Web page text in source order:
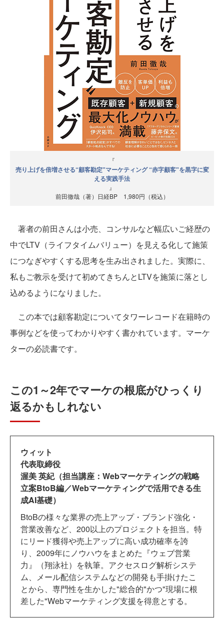
『
売り上げを倍増させる“顧客勘定"マーケティング “赤字顧客"を黒字に変
える実践手法
』
前田徹哉（著）日経BP 1,980円（税込）
著者の前田さんは小売、コンサルなど幅広いご経歴の
中でLTV（ライフタイムバリュー）を見える化して施策
につなぎやすくする思考を生み出されました。実際に、
私もご教示を受けて初めてきちんとLTVを施策に落とし
込めるようになりました。
この本では顧客勘定についてタワーレコード在籍時の
事例などを使ってわかりやすく書かれています。マーケ
ターの必読書です。
この1～2年でマーケの根底がひっくり
返るかもしれない
ウィット
代表取締役
渥美 英紀（担当講座：Webマーケティングの戦略
立案BtoB編／Webマーケティングで活用できる生
成AI基礎）
BtoBの様々な業界の売上アップ・ブランド強化・
営業改善など、200以上のプロジェクトを担当。特
にリード獲得や売上アップに高い成功確率を誇
り、2009年にノウハウをまとめた『ウェブ営業
力』（翔泳社）を執筆。アクセスログ解析システ
ム、メール配信システムなどの開発も手掛けたこ
とから、専門性を生かした"総合的"かつ"現場に根
差した"Webマーケティング支援を得意とする。